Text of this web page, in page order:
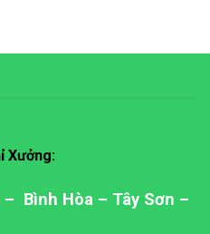
Xưởng:
Bình Hòa – Tây Sơn –